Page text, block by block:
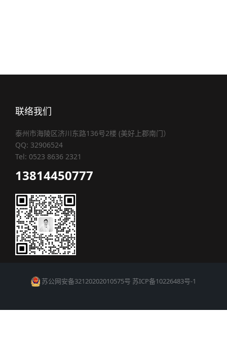
联络我们
泰州市海陵区济川东路136号2楼 (美好上郡南门）
QQ: 32906524
Tel: 0523 8636 2321
13814450777
苏公网安备32120202010575号 苏ICP备10226483号-1